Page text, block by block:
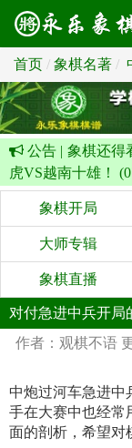
首页 象棋名著
公告 | 象棋还得
虎VS越南十雄！
象棋开局
大师专辑
象棋直播
对付急进中兵开局
作者：观棋不语
中炮过河车急进中
手在大赛中也经常
面的剖析，希望对